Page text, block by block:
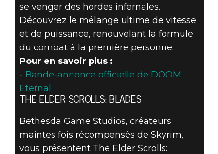
se venger des hordes infernales.
Découvrez le mélange ultime de vitesse
et de puissance, renouvelant la formule
du combat à la première personne.
Pour en savoir plus :
- Bande-annonce officielle de DOOM
Eternal
THE ELDER SCROLLS: BLADES
Bethesda Game Studios, créateurs
maintes fois récompensés de Skyrim,
vous présentent The Elder Scrolls: